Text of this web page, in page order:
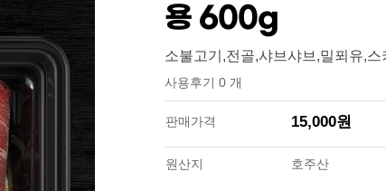
용 600g
소불고기,전골,샤브샤브,밀푀유,스
사용후기 0 개
판매가격 15,000원
원산지 호주산